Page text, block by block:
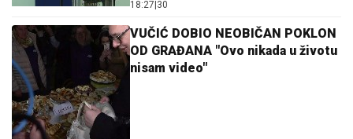
18:27 30
VUČIĆ DOBIO NEOBIČAN POKLON
OD GRAĐANA "Ovo nikada u životu
nisam video"